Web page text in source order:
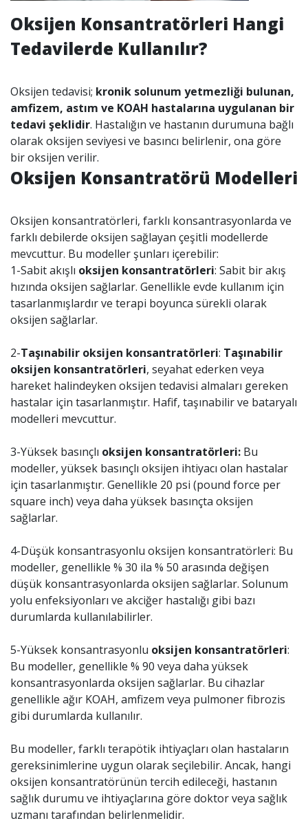
Oksijen Konsantratörleri Hangi
Tedavilerde Kullanılır?
Oksijen tedavisi; kronik solunum yetmezliği bulunan,
amfizem, astım ve KOAH hastalarına uygulanan bir
tedavi şeklidir. Hastalığın ve hastanın durumuna bağlı
olarak oksijen seviyesi ve basıncı belirlenir, ona göre
bir oksijen verilir.
Oksijen Konsantratörü Modelleri
Oksijen konsantratörleri, farklı konsantrasyonlarda ve
farklı debilerde oksijen sağlayan çeşitli modellerde
mevcuttur. Bu modeller şunları içerebilir:
1-Sabit akışlı oksijen konsantratörleri: Sabit bir akış
hızında oksijen sağlarlar. Genellikle evde kullanım için
tasarlanmışlardır ve terapi boyunca sürekli olarak
oksijen sağlarlar.
2-Taşınabilir oksijen konsantratörleri: Taşınabilir
oksijen konsantratörleri, seyahat ederken veya
hareket halindeyken oksijen tedavisi almaları gereken
hastalar için tasarlanmıştır. Hafif, taşınabilir ve bataryalı
modelleri mevcuttur.
3-Yüksek basınçlı oksijen konsantratörleri: Bu
modeller, yüksek basınçlı oksijen ihtiyacı olan hastalar
için tasarlanmıştır. Genellikle 20 psi (pound force per
square inch) veya daha yüksek basınçta oksijen
sağlarlar.
4-Düşük konsantrasyonlu oksijen konsantratörleri: Bu
modeller, genellikle % 30 ila % 50 arasında değişen
düşük konsantrasyonlarda oksijen sağlarlar. Solunum
yolu enfeksiyonları ve akciğer hastalığı gibi bazı
durumlarda kullanılabilirler.
5-Yüksek konsantrasyonlu oksijen konsantratörleri:
Bu modeller, genellikle % 90 veya daha yüksek
konsantrasyonlarda oksijen sağlarlar. Bu cihazlar
genellikle ağır KOAH, amfizem veya pulmoner fibrozis
gibi durumlarda kullanılır.
Bu modeller, farklı terapötik ihtiyaçları olan hastaların
gereksinimlerine uygun olarak seçilebilir. Ancak, hangi
oksijen konsantratörünün tercih edileceği, hastanın
sağlık durumu ve ihtiyaçlarına göre doktor veya sağlık
uzmanı tarafından belirlenmelidir.